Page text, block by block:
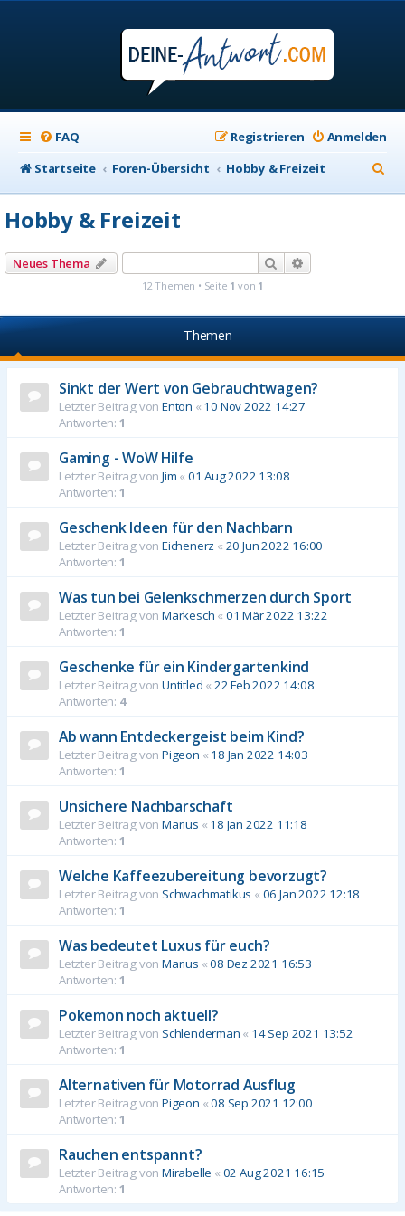
FAQ Anmelden
Registrieren
Startseite
Foren-Übersicht Hobby & Freizeit
u
Hobby & Freizeit
Neues Thema Suche
12 Themen • Seite 1 von 1
Themen
Sinkt der Wert von Gebrauchtwagen?
Letzter Beitrag von Enton « 10 Nov 2022 14:27
Antworten: 1
Gaming - WoW Hilfe
Letzter Beitrag von Jim « 01 Aug 2022 13:08
Antworten: 1
Geschenk Ideen für den Nachbarn
Letzter Beitrag von Eichenerz « 20 Jun 2022 16:00
Antworten: 1
Was tun bei Gelenkschmerzen durch Sport
Letzter Beitrag von Markesch « 01 Mär 2022 13:22
Antworten: 1
Geschenke für ein Kindergartenkind
Letzter Beitrag von Untitled « 22 Feb 2022 14:08
Antworten: 4
Ab wann Entdeckergeist beim Kind?
Letzter Beitrag von Pigeon « 18 Jan 2022 14:03
Antworten: 1
Unsichere Nachbarschaft
Letzter Beitrag von Marius « 18 Jan 2022 11:18
Antworten: 1
Welche Kaffeezubereitung bevorzugt?
Letzter Beitrag von Schwachmatikus « 06 Jan 2022 12:18
Antworten: 1
Was bedeutet Luxus für euch?
Letzter Beitrag von Marius «08 Dez 2021 16:53
Antworten: 1
Pokemon noch aktuell?
Letzter Beitrag von Schlenderman « 14 Sep 2021 13:52
Antworten: 1
Alternativen für Motorrad Ausflug
Letzter Beitrag von Pigeon «08 Sep 2021 12:00
Antworten: 1
Rauchen entspannt?
Letzter Beitrag von Mirabelle « 02 Aug 2021 16:15
Antworten: 1